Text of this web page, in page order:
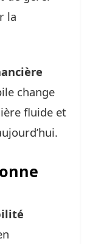
la
change
fluide et